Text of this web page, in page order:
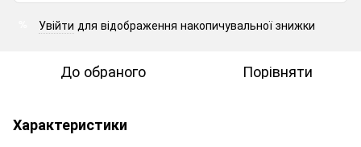
Увійти для відображення накопичувальної знижки
До обраного Порівняти
Характеристики